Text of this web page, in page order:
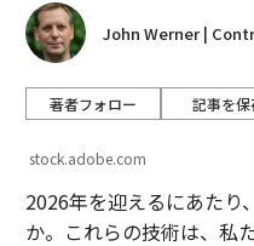
John Werner |
著者フォロー 記事を保
stock.adobe.com
2026年を迎えるにあたり
か。これらの技術は、私